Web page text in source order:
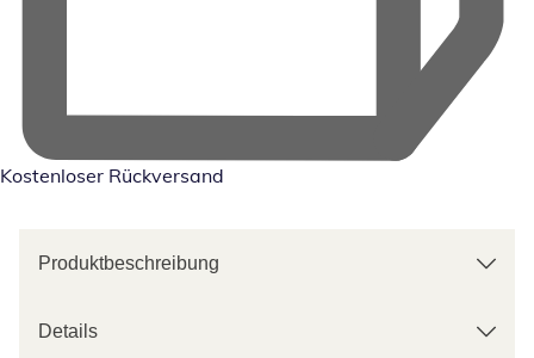
Kostenloser Rückversand
Produktbeschreibung
Details